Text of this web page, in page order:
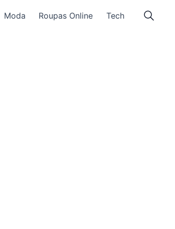
Moda Roupas Online Tech